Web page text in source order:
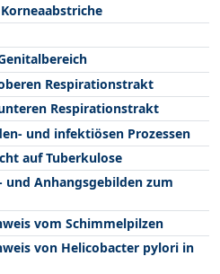
Respirationstrakt
Respirationstrakt
und infektiösen Prozessen
auf Tuberkulose
und Anhangsgebilden zum
vom Schimmelpilzen
von Helicobacter pylori in